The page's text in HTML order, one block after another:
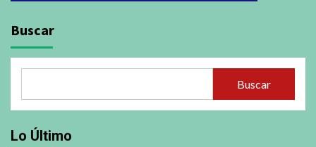
Buscar
Buscar
Lo Último